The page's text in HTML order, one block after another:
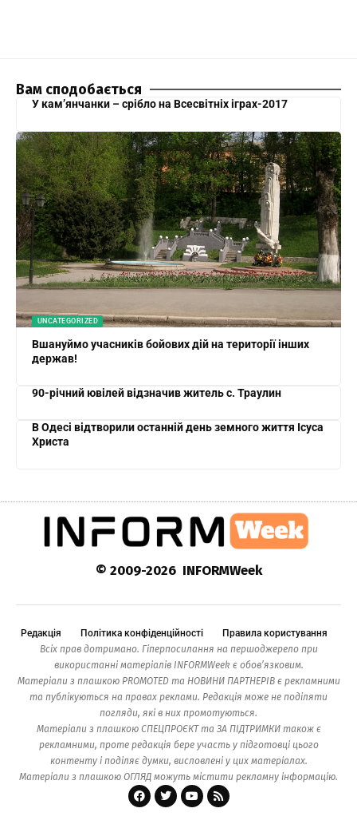
Вам сподобається
У кам’янчанки – срібло на Всесвітніх іграх-2017
UNCATEGORIZED
Вшануймо учасників бойових дій на території інших
держав!
90-річний ювілей відзначив житель с. Траулин
В Одесі відтворили останній день земного життя Ісуса
Христа
© 2009-2026 INFORMWeek
Редакція Політика конфіденційності
Правила користування
Всіх прав дотримано. Гіперпосилання на першоджерело при
використанні матеріалів INFORMWeek є обов’язковим.
Матеріали з плашкою PROMOTED та НОВИНИ ПАРТНЕРІВ є рекламними
та публікуються на правах реклами. Редакція може не поділяти
погляди, які в них промотуються.
Матеріали з плашкою СПЕЦПРОЄКТ та ЗА ПІДТРИМКИ також є
рекламними, проте редакція бере участь у підготовці цього
контенту і поділяє думки, висловлені у цих матеріалах.
Матеріали з плашкою ОГЛЯД можуть містити рекламну інформацію.